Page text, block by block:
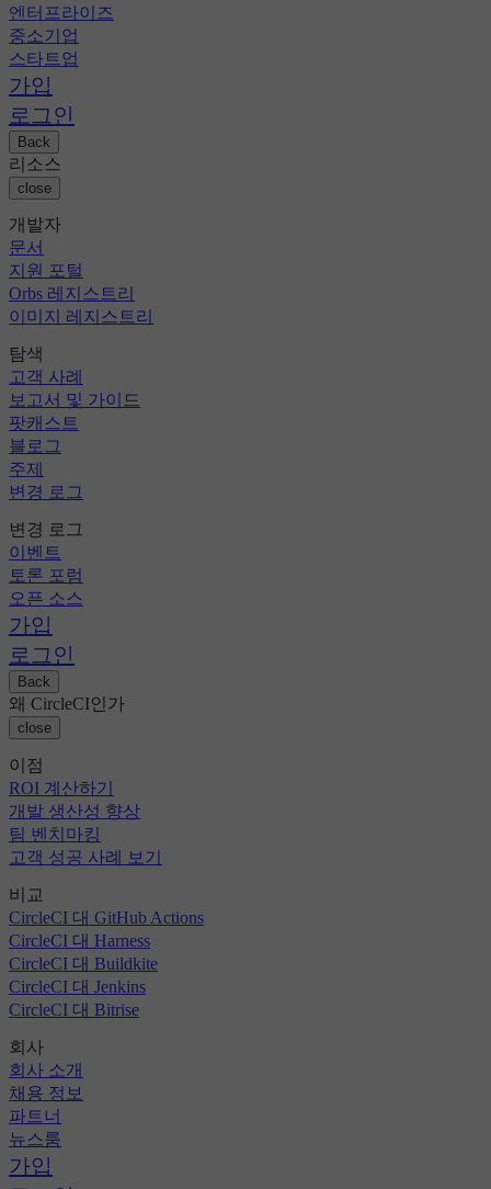
엔터프라이즈
중소기업
스타트업
가입
로그인
Back
리소스
close
개발자
문서
지원 포털
Orbs 레지스트리
이미지 레지스트리
탐색
고객 사례
보고서 및 가이드
팟캐스트
블로그
주제
변경 로그
변경 로그
이벤트
토론 포럼
오픈 소스
가입
로그인
Back
왜 CircleCI인가
close
이점
ROI 계산하기
개발 생산성 향상
팀 벤치마킹
고객 성공 사례 보기
비교
CircleCI 대 GitHub Actions
CircleCI 대 Harness
CircleCI 대 Buildkite
CircleCI 대 Jenkins
CircleCI 대 Bitrise
회사
회사 소개
채용 정보
파트너
뉴스룸
가입